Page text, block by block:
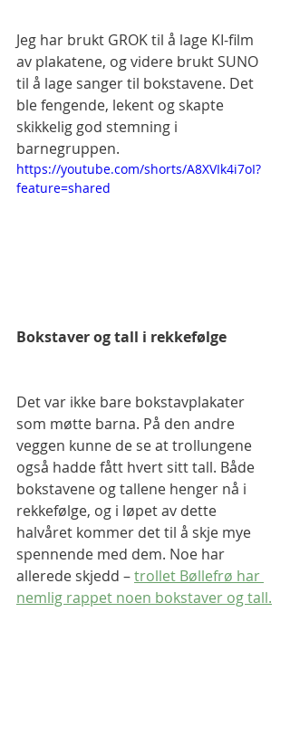
Jeg har brukt GROK til å lage KI-film
av plakatene, og videre brukt SUNO
til å lage sanger til bokstavene. Det
ble fengende, lekent og skapte
skikkelig god stemning i
barnegruppen.
https://youtube.com/shorts/A8XVIk4i7oI?
feature=shared
Bokstaver og tall i rekkefølge
Det var ikke bare bokstavplakater
som møtte barna. På den andre
veggen kunne de se at trollungene
også hadde fått hvert sitt tall. Både
bokstavene og tallene henger nå i
rekkefølge, og i løpet av dette
halvåret kommer det til å skje mye
spennende med dem. Noe har
allerede skjedd – trollet Bøllefrø har
nemlig rappet noen bokstaver og tall.